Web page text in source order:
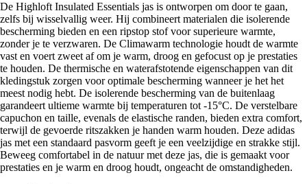
De Highloft Insulated Essentials jas is ontworpen om door te gaan,
zelfs bij wisselvallig weer. Hij combineert materialen die isolerende
bescherming bieden en een ripstop stof voor superieure warmte,
zonder je te verzwaren. De Climawarm technologie houdt de warmte
vast en voert zweet af om je warm, droog en gefocust op je prestaties
te houden. De thermische en waterafstotende eigenschappen van dit
kledingstuk zorgen voor optimale bescherming wanneer je het het
meest nodig hebt. De isolerende bescherming van de buitenlaag
garandeert ultieme warmte bij temperaturen tot -15°C. De verstelbare
capuchon en taille, evenals de elastische randen, bieden extra comfort,
terwijl de gevoerde ritszakken je handen warm houden. Deze adidas
jas met een standaard pasvorm geeft je een veelzijdige en strakke stijl.
Beweeg comfortabel in de natuur met deze jas, die is gemaakt voor
prestaties en je warm en droog houdt, ongeacht de omstandigheden.